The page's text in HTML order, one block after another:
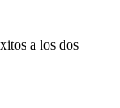
a los dos